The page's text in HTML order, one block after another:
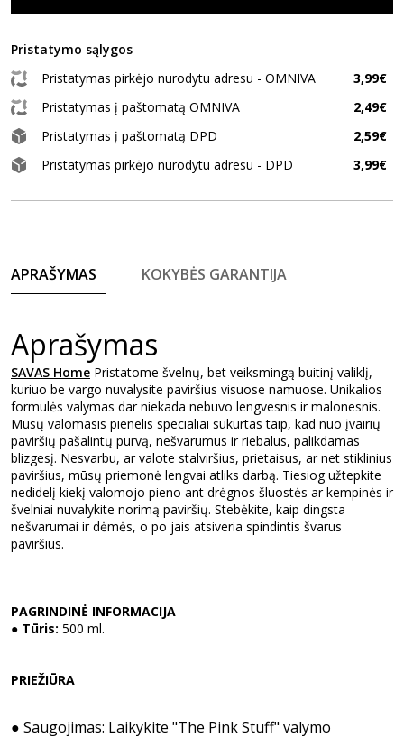
Pristatymo sąlygos
Pristatymas pirkėjo nurodytu adresu - OMNIVA
3,99€
Pristatymas į paštomatą OMNIVA
2,49€
Pristatymas į paštomatą DPD
2,59€
Pristatymas pirkėjo nurodytu adresu - DPD
3,99€
APRAŠYMAS KOKYBĖS GARANTIJA
Aprašymas
SAVAS Home Pristatome švelnų, bet veiksmingą buitinį valiklį,
kuriuo be vargo nuvalysite paviršius visuose namuose. Unikalios
formulės valymas dar niekada nebuvo lengvesnis ir malonesnis.
Mūsų valomasis pienelis specialiai sukurtas taip, kad nuo įvairių
paviršių pašalintų purvą, nešvarumus ir riebalus, palikdamas
blizgesį. Nesvarbu, ar valote stalviršius, prietaisus, ar net stiklinius
paviršius, mūsų priemonė lengvai atliks darbą. Tiesiog užtepkite
nedidelį kiekį valomojo pieno ant drėgnos šluostės ar kempinės ir
švelniai nuvalykite norimą paviršių. Stebėkite, kaip dingsta
nešvarumai ir dėmės, o po jais atsiveria spindintis švarus
paviršius.
PAGRINDINĖ INFORMACIJA
● Tūris: 500 ml.
PRIEŽIŪRA
● Saugojimas: Laikykite "The Pink Stuff" valymo